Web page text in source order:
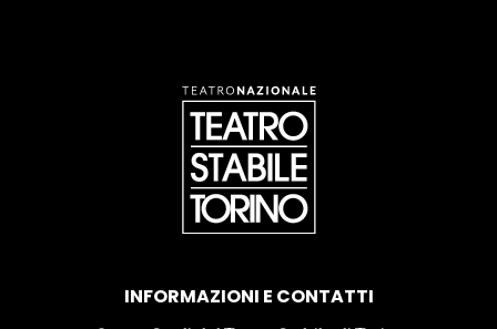
INFORMAZIONI E CONTATTI